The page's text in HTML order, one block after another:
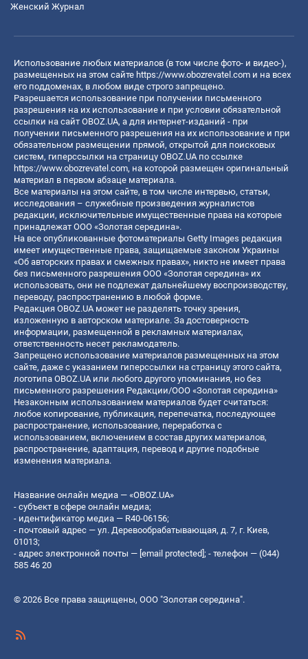
Женский Журнал
Использование любых материалов (в том числе фото- и видео-),
размещенных на этом сайте https://www.obozrevatel.com и на всех
его поддоменах, в любом виде строго запрещено.
Разрешается использование при получении письменного
разрешения на их использование и при условии обязательной
ссылки на сайт OBOZ.UA, а для интернет-изданий - при
получении письменного разрешения на их использование и при
обязательном размещении прямой, открытой для поисковых
систем, гиперссылки на страницу OBOZ.UA по ссылке
https://www.obozrevatel.com, на которой размещен оригинальный
материал в первом абзаце материала.
Все материалы на этом сайте, в том числе интервью, статьи,
исследования – служебные произведения журналистов
редакции, исключительные имущественные права на которые
принадлежат ООО «Золотая середина».
На все опубликованные фотоматериалы Getty Images редакция
имеет имущественные права, защищаемые законом Украины
«Об авторских правах и смежных правах», никто не имеет права
без письменного разрешения ООО «Золотая середина» их
использовать, они не подлежат дальнейшему воспроизводству,
переводу, распространению в любой форме.
Редакция OBOZ.UA может не разделять точку зрения,
изложенную в авторском материале. За достоверность
информации, размещенной в рекламных материалах,
ответственность несет рекламодатель.
Запрещено использование материалов размещенных на этом
сайте, даже с указанием гиперссылки на страницу этого сайта,
логотипа OBOZ.UA или любого другого упоминания, но без
письменного разрешения Редакции/ООО «Золотая середина»
Незаконным использованием материалов будет считаться:
любое копирование, публикация, перепечатка, последующее
распространение, использование, переработка с
использованием, включением в состав других материалов,
распространение, адаптация, перевод и другие подобные
изменения материала.
Название онлайн медиа — «OBOZ.UA»
- субъект в сфере онлайн медиа;
- идентификатор медиа — R40-06156;
- почтовый адрес — ул. Деревообрабатывающая, д. 7, г. Киев,
01013;
- адрес электронной почты — [email protected]; - телефон — (044)
585 46 20
© 2026 Все права защищены, ООО "Золотая середина".